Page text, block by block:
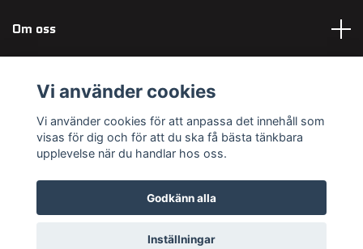
Om oss
Sociala medier
© 2026 Maximum OutdoorPowered by Quickbutik
Vi använder cookies
Vi använder cookies för att anpassa det innehåll som
visas för dig och för att du ska få bästa tänkbara
upplevelse när du handlar hos oss.
Godkänn alla
Inställningar